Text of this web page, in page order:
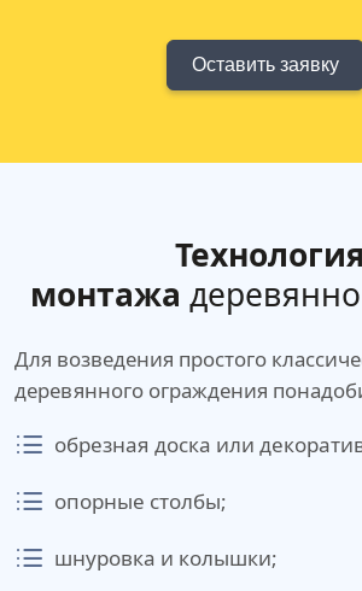
Оставить заявку
Технология
монтажа
Для возведения простого
деревянного ограждения
обрезная доска или
опорные столбы;
шнуровка и колышки;